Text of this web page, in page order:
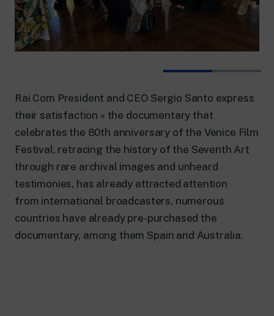
Rai Com President and CEO Sergio Santo express
their satisfaction « the documentary that
celebrates the 80th anniversary of the Venice Film
Festival, retracing the history of the Seventh Art
through rare archival images and unheard
testimonies, has already attracted attention
from international broadcasters, numerous
countries have already pre-purchased the
documentary, among them Spain and Australia.